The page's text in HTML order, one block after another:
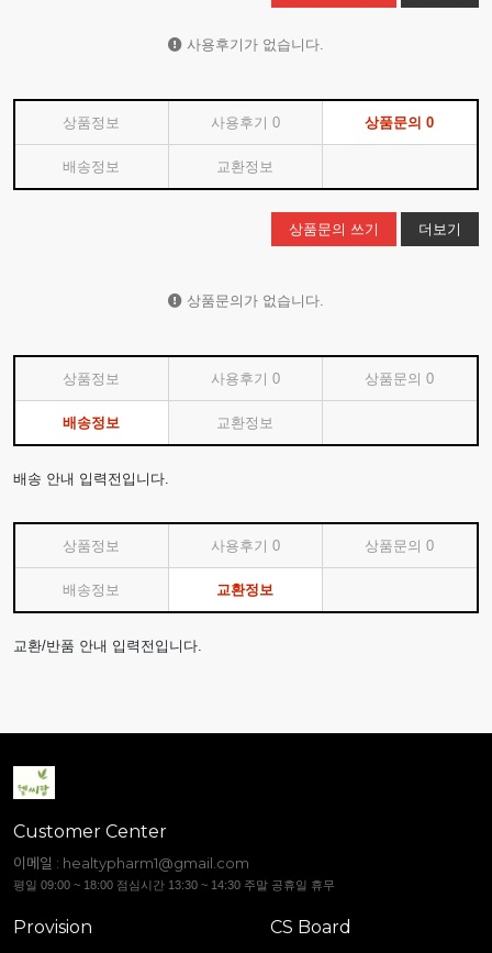
사용후기가 없습니다.
상품정보 사용후기 0 상품문의0
배송정보 교환정보
상품문의 쓰기 더보기
상품문의가 없습니다.
상품정보 사용후기 0 상품문의0
배송정보 교환정보
배송 안내 입력전입니다.
상품정보 사용후기 0 상품문의0
배송정보 교환정보
교환/반품 안내 입력전입니다.
Customer Center
이메일 : healtypharm1@gmail.com
평일 09:00 ~ 18:00 점심시간 13:30 ~ 14:30 주말 공휴일 휴무
Provision CS Board